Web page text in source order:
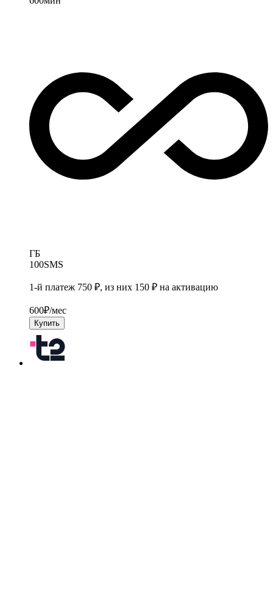
ГБ
100SMS
1-й платеж 750 ₽, из них 150 ₽ на активацию
600₽/мес
Купить